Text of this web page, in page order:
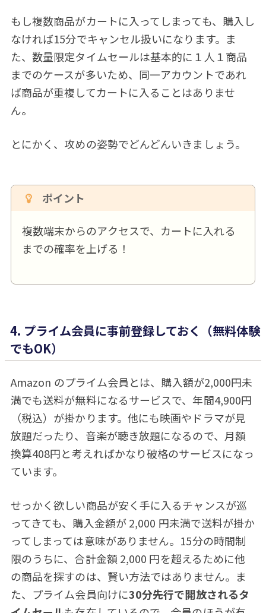
もし複数商品がカートに入ってしまっても、購入し
なければ15分でキャンセル扱いになります。ま
た、数量限定タイムセールは基本的に１人１商品
までのケースが多いため、同一アカウントであれ
ば商品が重複してカートに入ることはありませ
ん。
とにかく、攻めの姿勢でどんどんいきましょう。
ポイント
複数端末からのアクセスで、カートに入れる
までの確率を上げる！
4. プライム会員に事前登録しておく（無料体験
でもOK）
Amazon のプライム会員とは、購入額が2,000円未
満でも送料が無料になるサービスで、年間4,900円
（税込）が掛かります。他にも映画やドラマが見
放題だったり、音楽が聴き放題になるので、月額
換算408円と考えればかなり破格のサービスになっ
ています。
せっかく欲しい商品が安く手に入るチャンスが巡
ってきても、購入金額が 2,000 円未満で送料が掛か
ってしまっては意味がありません。15分の時間制
限のうちに、合計金額 2,000 円を超えるために他
の商品を探すのは、賢い方法ではありません。ま
た、プライム会員向けに30分先行で開放されるタ